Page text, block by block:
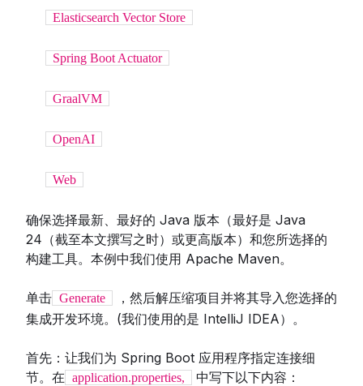
Elasticsearch Vector Store
Spring Boot Actuator
GraalVM
OpenAI
Web
确保选择最新、最好的 Java 版本（最好是 Java
24（截至本文撰写之时）或更高版本）和您所选择的
构建工具。本例中我们使用 Apache Maven。
单击 Generate
，然后解压缩项目并将其导入您选择的
集成开发环境。(我们使用的是 IntelliJ IDEA）。
首先：让我们为 Spring Boot 应用程序指定连接细
节。在 application.properties, 中写下以下内容：